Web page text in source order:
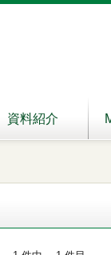
資料紹介